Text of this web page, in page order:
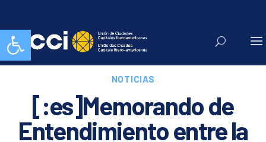
Abrir barra de herramientas
NOTICIAS
[:es]Memorando de
Entendimiento entre la